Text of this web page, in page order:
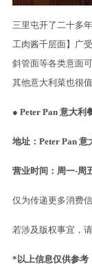
三里屯开了二十多
工肉酱千层面】广
斜管面等各类意面
其他意大利菜也很值
● Peter Pan 意大利
地址：Peter Pan
营业时间：周一-周
仅为传递更多消费
若涉及版权事宜，
*以上信息仅供参考